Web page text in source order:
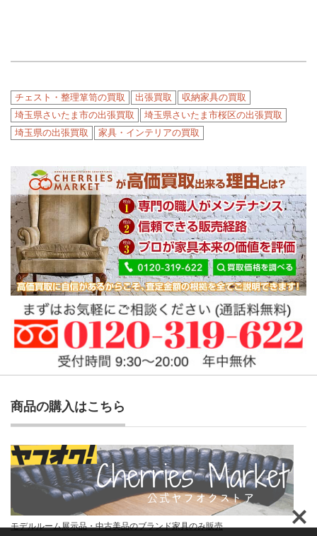
チェスト・整理箪笥の買取 出張買取
収納家具の買取
埼玉県さいたま市の出張買取
埼玉県さいたま市桜区の出張買取
埼玉県の出張買取
家具・インテリアの買取
商品の購入はこちら
モデルルーム展示品・中古美品のブランド家具のみ販売